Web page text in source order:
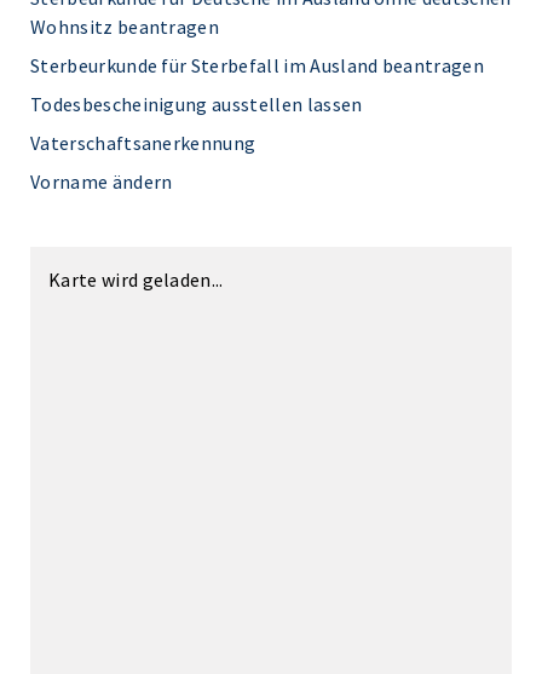
Wohnsitz beantragen
Sterbeurkunde für Sterbefall im Ausland beantragen
Todesbescheinigung ausstellen lassen
Vaterschaftsanerkennung
Vorname ändern
Karte wird geladen...